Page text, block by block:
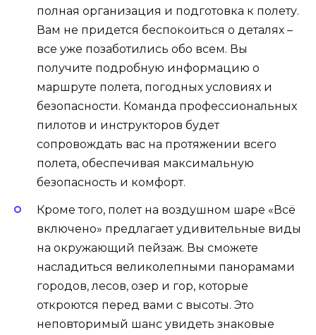
полная организация и подготовка к полету.
Вам не придется беспокоиться о деталях –
все уже позаботились обо всем. Вы
получите подробную информацию о
маршруте полета, погодных условиях и
безопасности. Команда профессиональных
пилотов и инструкторов будет
сопровождать вас на протяжении всего
полета, обеспечивая максимальную
безопасность и комфорт.
Кроме того, полет на воздушном шаре «Всё
включено» предлагает удивительные виды
на окружающий пейзаж. Вы сможете
насладиться великолепными панорамами
городов, лесов, озер и гор, которые
откроются перед вами с высоты. Это
неповторимый шанс увидеть знаковые